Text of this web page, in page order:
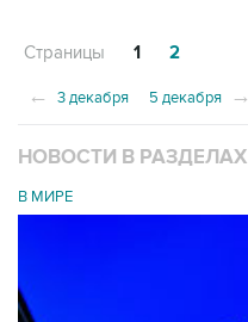
Страницы 1 2
← 3 декабря 5 декабря →
НОВОСТИ В РАЗДЕЛАХ
В МИРЕ